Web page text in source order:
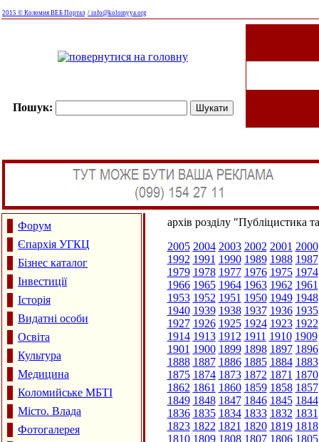
2015 © Коломия ВЕБ Портал / info@kolomyya.org
Пошук:
Форум
Єпархія УГКЦ
Бізнес каталог
Інвестиції
Історія
Видатні особи
Освіта
Культура
Медицина
Коломийське МБТІ
Місто. Влада
Фотогалерея
архів розділу "Публіцистика
2005 2004 2003 2002 2001 2000
1992 1991 1990 1989 1988 1987
1979 1978 1977 1976 1975 1974
1966 1965 1964 1963 1962 1961
1953 1952 1951 1950 1949 1948
1940 1939 1938 1937 1936 1935
1927 1926 1925 1924 1923 1922
1914 1913 1912 1911 1910 1909
1901 1900 1899 1898 1897 1896
1888 1887 1886 1885 1884 1883
1875 1874 1873 1872 1871 1870
1862 1861 1860 1859 1858 1857
1849 1848 1847 1846 1845 1844
1836 1835 1834 1833 1832 1831
1823 1822 1821 1820 1819 1818
1810 1809 1808 1807 1806 1805